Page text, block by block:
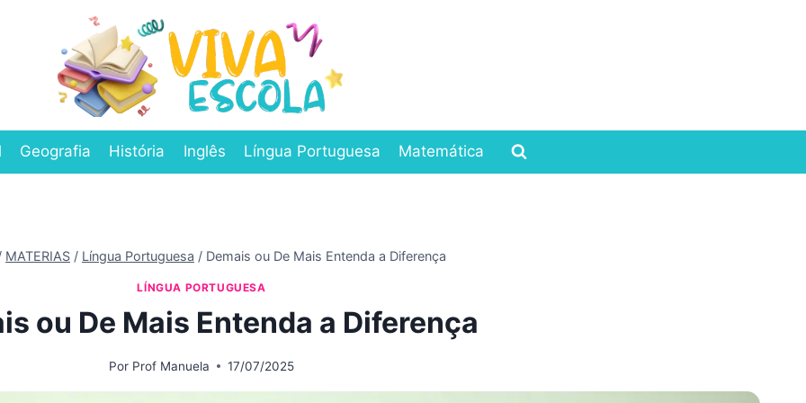
Geografia História Inglês Língua Portuguesa Matemática
MATERIAS / Língua Portuguesa / Demais ou De Mais Entenda a Diferença
LÍNGUA PORTUGUESA
ou De Mais Entenda a Diferença
Por Prof Manuela 17/07/2025